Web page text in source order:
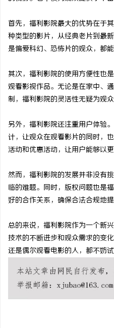
首先，福利影院最大的优势在于
种类型的影片，从经典老片到最
是偏爱科幻、恐怖片的观众，都
其次，福利影院的使用方便性也
观看影视作品。无论是在家中、
制，福利影院的灵活性无疑为观
另外，福利影院还注重用户体验
计，让观众在观看影片的同时，
活动和优惠活动，让用户能够以
然而，福利影院的发展并非没有
临的难题。同时，版权问题也是
好的合作关系，确保合法合规地提
总的来说，福利影院作为一个新
技术的不断进步和观众需求的变
还是偶尔观看电影的人，都不妨